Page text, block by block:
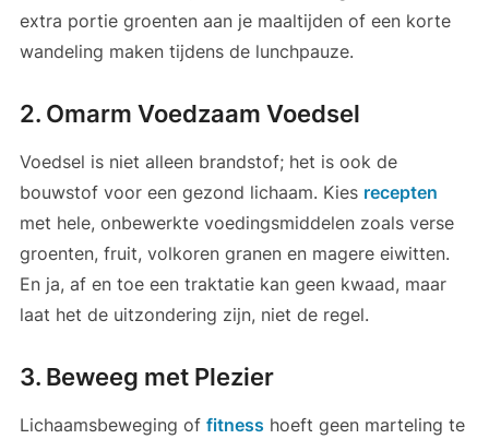
extra portie groenten aan je maaltijden of een korte
wandeling maken tijdens de lunchpauze.
2. Omarm Voedzaam Voedsel
Voedsel is niet alleen brandstof; het is ook de
bouwstof voor een gezond lichaam. Kies recepten
met hele, onbewerkte voedingsmiddelen zoals verse
groenten, fruit, volkoren granen en magere eiwitten.
En ja, af en toe een traktatie kan geen kwaad, maar
laat het de uitzondering zijn, niet de regel.
3. Beweeg met Plezier
Lichaamsbeweging of fitness hoeft geen marteling te